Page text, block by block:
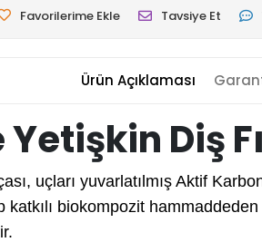
Favorilerime Ekle Tavsiye Et
Ürün Açıklaması
Diş
uçları yuvarlatılmış Aktif
biokompozit